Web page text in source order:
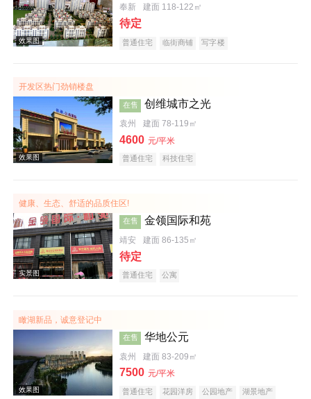
效果图
效果图
奉新 建面 118-122㎡
待定
普通住宅 临街商铺 写字楼
开发区热门劲销楼盘
在售 创维城市之光
袁州 建面 78-119㎡
4600 元/平米
普通住宅 科技住宅
健康、生态、舒适的品质住区!
在售 金领国际和苑
靖安 建面 86-135㎡
待定
普通住宅 公寓
瞰湖新品，诚意登记中
在售 华地公元
袁州 建面 83-209㎡
7500 元/平米
普通住宅 花园洋房 公园地产 湖景地产